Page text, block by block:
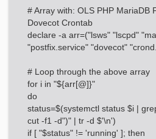
# Array with: OLS PHP MariaDB
Dovecot Crontab
declare -a arr=("lsws" "lscpd"
"postfix.service" "dovecot"
# Loop through the above array
for i in "${arr[@]}"
do
status=$(systemctl status $i |
cut -f1 -d")" | tr -d $'\n')
if [ "$status" != 'running' ]; then